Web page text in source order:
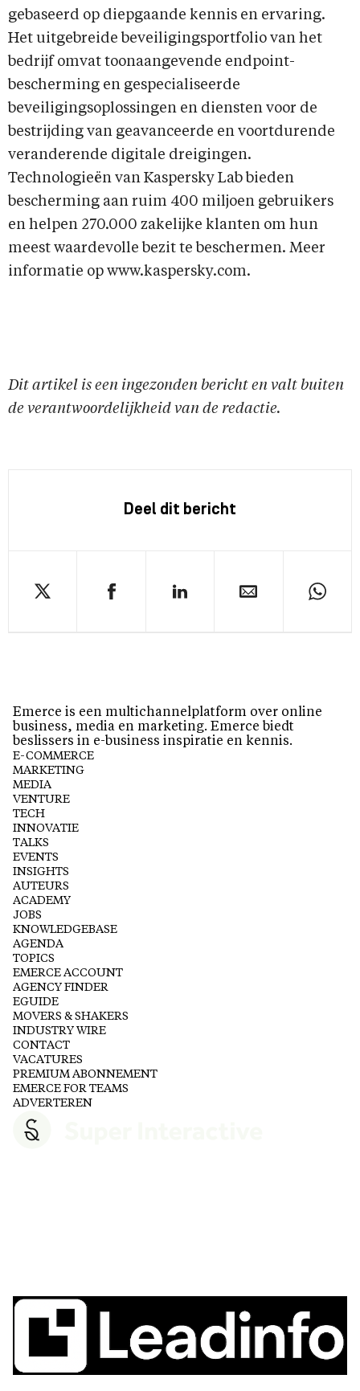
gebaseerd op diepgaande kennis en ervaring.
Het uitgebreide beveiligingsportfolio van het
bedrijf omvat toonaangevende endpoint-
bescherming en gespecialiseerde
beveiligingsoplossingen en diensten voor de
bestrijding van geavanceerde en voortdurende
veranderende digitale dreigingen.
Technologieën van Kaspersky Lab bieden
bescherming aan ruim 400 miljoen gebruikers
en helpen 270.000 zakelijke klanten om hun
meest waardevolle bezit te beschermen. Meer
informatie op www.kaspersky.com.
Dit artikel is een ingezonden bericht en valt buiten
de verantwoordelijkheid van de redactie.
Deel dit bericht
Emerce is een multichannelplatform over online
business, media en marketing. Emerce biedt
beslissers in e-business inspiratie en kennis.
E-COMMERCE
MARKETING
MEDIA
VENTURE
TECH
INNOVATIE
TALKS
EVENTS
INSIGHTS
AUTEURS
ACADEMY
JOBS
KNOWLEDGEBASE
AGENDA
TOPICS
EMERCE ACCOUNT
AGENCY FINDER
EGUIDE
MOVERS & SHAKERS
INDUSTRY WIRE
CONTACT
VACATURES
PREMIUM ABONNEMENT
EMERCE FOR TEAMS
ADVERTEREN